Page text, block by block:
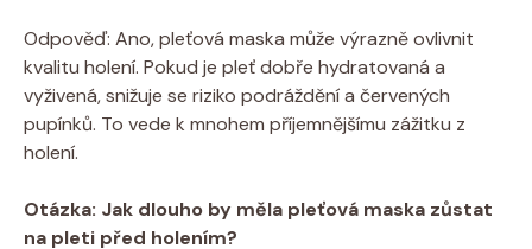
Odpověď: Ano, pleťová maska může výrazně ovlivnit
kvalitu holení. Pokud je pleť dobře hydratovaná a
vyživená, snižuje se riziko podráždění a červených
pupínků. To vede k mnohem příjemnějšímu zážitku z
holení.
Otázka: Jak dlouho by měla pleťová maska zůstat
na pleti před holením?